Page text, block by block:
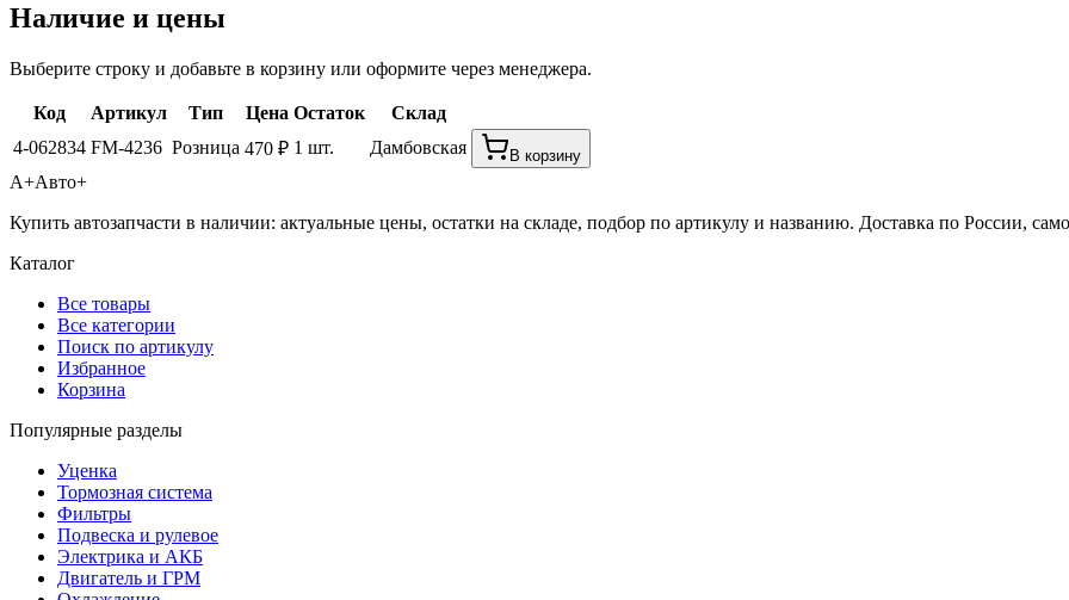
Наличие и цены
Выберите строку и добавьте в корзину или оформите через менеджера.
Код Артикул Тип Цена Остаток
Склад
4-062834 FM-4236 Розница 470 ₽ 1 шт. Дамбовская В корзину
А+Авто+
Купить автозапчасти в наличии: актуальные цены, остатки на складе, подбор по артикулу и названию. Доставка по России,
Каталог
Все товары
Все категории
Поиск по артикулу
Избранное
Корзина
Популярные разделы
Уценка
Тормозная система
Фильтры
Подвеска и рулевое
Электрика и АКБ
Двигатель и ГРМ